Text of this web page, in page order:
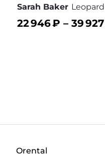
Sarah Baker Leopard
22 946₽ – 39 927
Orental